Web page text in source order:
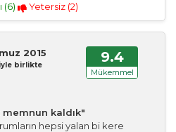
(6) Yetersiz (2)
2015
birlikte 9.4
Mükemmel
kaldık"
hepsi yalan bi kere